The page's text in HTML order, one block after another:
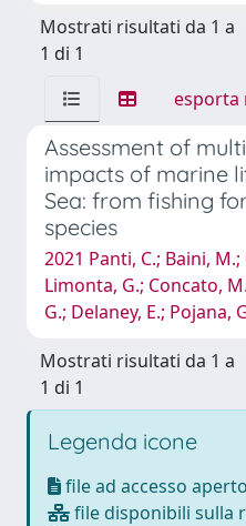
Mostrati risultati da 1 a
1 di 1
esporta
Assessment of
impacts of marine
Sea: from fishing
species
2021 Panti, C.; Baini,
Limonta, G.; Concato,
G.; Delaney, E.; Pojana,
Mostrati risultati da 1 a
1 di 1
Legenda icone
file ad accesso aperto
file disponibili sulla